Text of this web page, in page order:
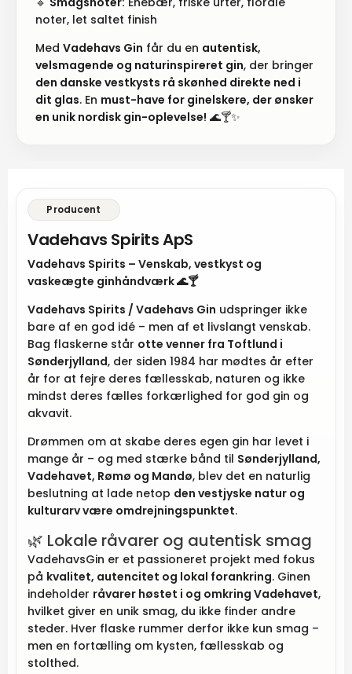
noter, let saltet finish
Med Vadehavs Gin får du en autentisk,
velsmagende og naturinspireret gin, der bringer
den danske vestkysts rå skønhed direkte ned i
dit glas. En must-have for ginelskere, der ønsker
en unik nordisk gin-oplevelse! 🌊🍸✨
Producent
Vadehavs Spirits ApS
Vadehavs Spirits – Venskab, vestkyst og
vaskeægte ginhåndværk 🌊🍸
Vadehavs Spirits / Vadehavs Gin udspringer ikke
bare af en god idé – men af et livslangt venskab.
Bag flaskerne står otte venner fra Toftlund i
Sønderjylland, der siden 1984 har mødtes år efter
år for at fejre deres fællesskab, naturen og ikke
mindst deres fælles forkærlighed for god gin og
akvavit.
Drømmen om at skabe deres egen gin har levet i
mange år – og med stærke bånd til Sønderjylland,
Vadehavet, Rømø og Mandø, blev det en naturlig
beslutning at lade netop den vestjyske natur og
kulturarv være omdrejningspunktet.
🌿 Lokale råvarer og autentisk smag
VadehavsGin er et passioneret projekt med fokus
på kvalitet, autencitet og lokal forankring. Ginen
indeholder råvarer høstet i og omkring Vadehavet,
hvilket giver en unik smag, du ikke finder andre
steder. Hver flaske rummer derfor ikke kun smag –
men en fortælling om kysten, fællesskab og
stolthed.